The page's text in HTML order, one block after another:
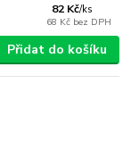
82 Kč/ks
68 Kč bez DPH
Přidat do košíku